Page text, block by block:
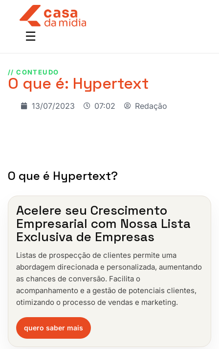
// CONTEUDO
O que é: Hypertext
13/07/2023 07:02 Redação
O que é Hypertext?
Acelere seu Crescimento
Empresarial com Nossa Lista
Exclusiva de Empresas
Listas de prospecção de clientes permite uma
abordagem direcionada e personalizada, aumentando
as chances de conversão. Facilita o
acompanhamento e a gestão de potenciais clientes,
otimizando o processo de vendas e marketing.
quero saber mais